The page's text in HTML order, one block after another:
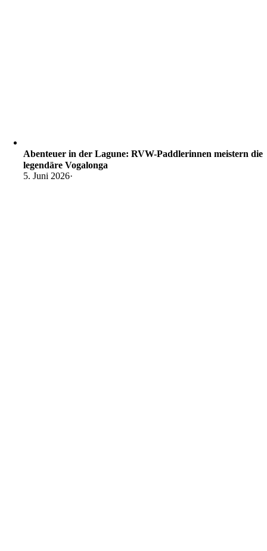
Abenteuer in der Lagune: RVW-Paddlerinnen meistern die
legendäre Vogalonga
5. Juni 2026·